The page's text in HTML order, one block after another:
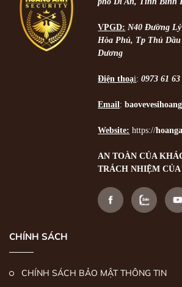
VPGD: N40 Đường
Hòa Phú, Tp Thủ
Dương
Điện thoại:0973 61
Email:
Website: https://
AN TOÀN CỦA
TRÁCH NHIỆM
CHÍNH SÁCH
CHÍNH SÁCH BẢO MẬT THÔNG TIN